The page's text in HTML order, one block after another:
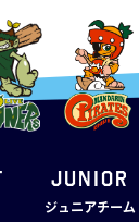
JUNIOR
ジュニアチーム